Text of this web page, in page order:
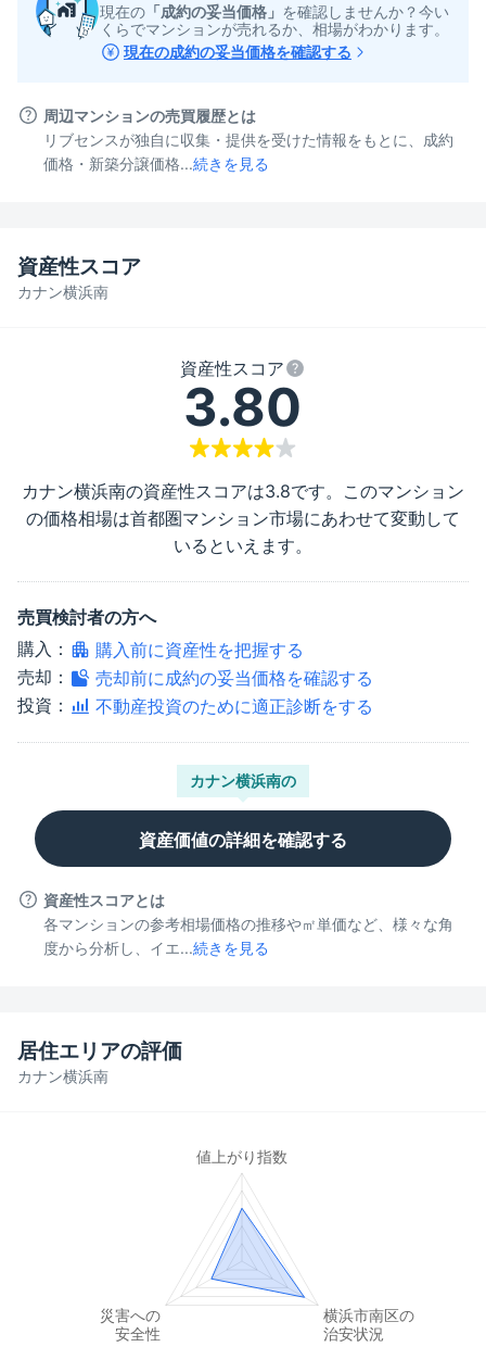
現在の 「成約の妥当価格」 を確認しませんか？今い
くらでマンションが売れるか、相場がわかります。
現在の成約の妥当価格を確認する
周辺マンションの売買履歴とは
リブセンスが独自に収集・提供を受けた情報をもとに、成約
価格・新築分譲価格...続きを見る
カナン横浜南
資産性スコア
資産性スコア
3.80
カナン横浜南の資産性スコアは3.8です。このマンション
の価格相場は首都圏マンション市場にあわせて変動して
いるといえます。
売買検討者の方へ
購入：
購入前に資産性を把握する
売却：
売却前に成約の妥当価格を確認する
投資：
不動産投資のために適正診断をする
カナン横浜南の
資産価値の詳細を確認する
資産性スコアとは
各マンションの参考相場価格の推移や㎡単価など、様々な角
度から分析し、イエ...続きを見る
カナン横浜南
居住エリアの評価